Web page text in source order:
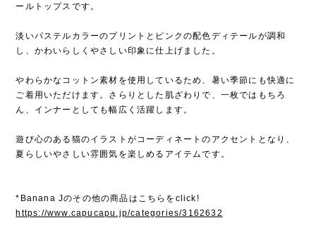
ールトップスです。
淡いパステルカラーのプリントとピンクの配色ディテールが調和
し、かわいらしくやさしい印象に仕上げました。
やわらかなコットン素材を使用しているため、暑い季節にも快適に
ご着用いただけます。さらりとした肌ざわりで、一枚ではもちろ
ん、インナーとしても幅広く活躍します。
遊び心のある猫のイラストがコーディネートのアクセントとなり、
夏らしいやさしい雰囲気を楽しめるアイテムです。
*Banana Jのその他の商品はこちらをclick!
https://www.capucapu.jp/categories/3162632